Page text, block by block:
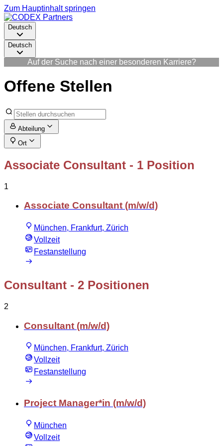
Zum Hauptinhalt springen
Deutsch
Deutsch
Auf der Suche nach einer besonderen Karriere?
Offene Stellen
Abteilung
Ort
Associate Consultant - 1 Position
1
Associate Consultant (m/w/d)
München, Frankfurt, Zürich
Vollzeit
Festanstellung
Consultant - 2 Positionen
2
Consultant (m/w/d)
München, Frankfurt, Zürich
Vollzeit
Festanstellung
Project Manager*in (m/w/d)
München
Vollzeit